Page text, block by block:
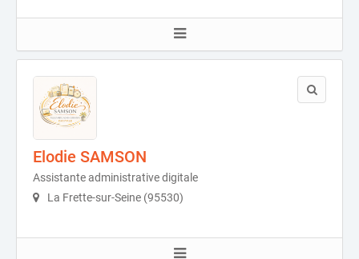
Elodie SAMSON
Assistante administrative digitale
La Frette-sur-Seine (95530)